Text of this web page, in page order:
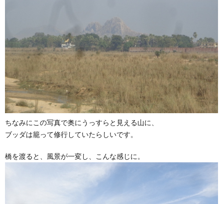
ちなみにこの写真で奥にうっすらと見える山に、
ブッダは籠って修行していたらしいです。
橋を渡ると、風景が一変し、こんな感じに。